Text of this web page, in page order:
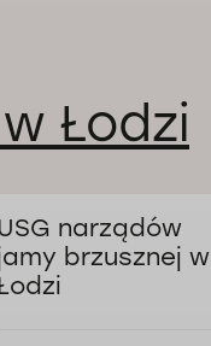
Łodzi
narządów
brzusznej w